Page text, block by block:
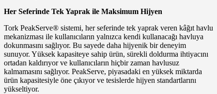
Her Seferinde Tek Yaprak ile Maksimum Hijyen
Tork PeakServe® sistemi, her seferinde tek yaprak veren kâğıt havlu
mekanizması ile kullanıcıların yalnızca kendi kullanacağı havluya
dokunmasını sağlıyor. Bu sayede daha hijyenik bir deneyim
sunuyor. Yüksek kapasiteye sahip ürün, sürekli doldurma ihtiyacını
ortadan kaldırıyor ve kullanıcıların hiçbir zaman havlusuz
kalmamasını sağlıyor. PeakServe, piyasadaki en yüksek miktarda
ürün kapasitesiyle öne çıkıyor ve tesislerde hijyen standartlarını
yükseltiyor.